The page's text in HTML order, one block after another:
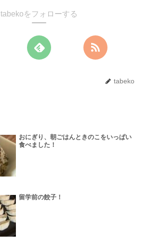
tabekoをフォローする
tabeko
おにぎり、朝ごはんときのこをいっぱい
食べました！
留学前の餃子！